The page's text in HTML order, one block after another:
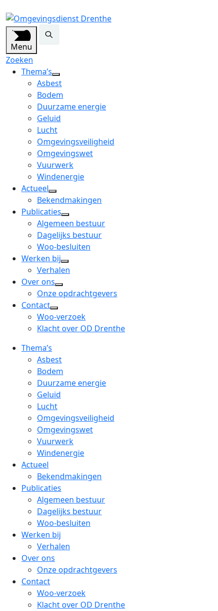
Menu
Zoeken
Thema’s
open
dropdown
menu
Asbest
Bodem
Duurzame energie
Geluid
Lucht
Omgevingsveiligheid
Omgevingswet
Vuurwerk
Windenergie
Actueel
open
dropdown
menu
Bekendmakingen
Publicaties
open
dropdown
menu
Algemeen bestuur
Dagelijks bestuur
Woo-besluiten
Werken bij
open
menu
Verhalen
Over ons
open
dropdown
menu
Onze opdrachtgevers
Contact
open
dropdown
Woo-verzoek
Klacht over OD Drenthe
Thema’s
Asbest
Bodem
Duurzame energie
Geluid
Lucht
Omgevingsveiligheid
Omgevingswet
Vuurwerk
Windenergie
Actueel
Bekendmakingen
Publicaties
Algemeen bestuur
Dagelijks bestuur
Woo-besluiten
Werken bij
Verhalen
Over ons
Onze opdrachtgevers
Contact
Woo-verzoek
Klacht over OD Drenthe